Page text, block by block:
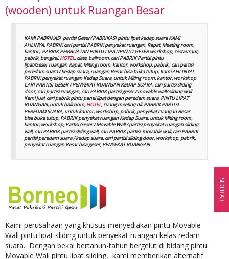
(wooden) untuk Ruangan Besar
KAMI PABRIKASI partisi Geser/ PABRIKASI pintu lipat kedap suara KAMI
AHLINYA, PABRIK cari partisi PABRIK penyekat ruangan, Rapat, Meeting room,
kantor, PABRIK PEMBUATAN PINTU LIPAT/PINTU GESER workshop, restaurant,
pabrik, bengkel,HOTEL, class, ballroom, cari PABRIK Partisi pintu
lipat/Geser ruangan Rapat, Miting room, kantor, workshop, pabrik,, cari partisi
peredam suara / kedap suara, ruangan Besar bisa buka tutup, Kami AHLINYA!
PABRIK penyekat ruangan Kedap Suara, untuk Miting room, kantor, workshop
CARI PARTISI GESER / PENYEKAT RUANGAN KEDAP SUARA. cari partisi sliding
door, cari partisi ruangan, cari PABRIK partisi geser / movable wall/ sliding wall
Kami Jual, cari pabrik pintu panel lipat dengan peredam suara, PINTU LIPAT
RUANGAN, untuk ballroom,HOTEL, ruang meeting dll. PABRIK PARTISI
PEREDAM SUARA, untuk kantor, workshop, pabrik, penyekat ruangan Besar
bisa buka tutup, PABRIK penyekat ruangan Kedap Suara, untuk Miting room,
kantor, workshop, Partisi Geser / Movable Wall / partisi penyekat ruangan sliding
wall, cari PABRIK partisi sliding wall, cari PABRIK partisi movable wall, cari PABRIK
partisi peredam suara / kedap suara, cari partisi sliding door, workshop, pabrik,
penyekat ruangan Besar bisa geser, PENYEKAT RUANGAN
Kami perusahaan yang khusus menyediakan pintu Movable
Wall pintu lipat sliding untuk penyekat ruangan kelas redam
suara. Dengan bekal bertahun-tahun bergelut di bidang pintu
Movable Wall pintu lipat sliding, kami memberikan alternatif
SIDEBAR